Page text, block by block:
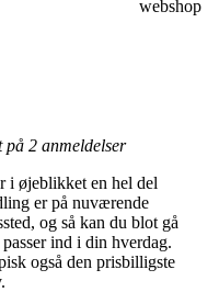
webshop
på 2 anmeldelser
i øjeblikket en hel del
er på nuværende
og så kan du blot gå
ind i din hverdag.
også den prisbilligste